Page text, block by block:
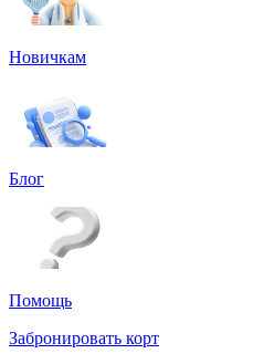
Новичкам
Блог
Помощь
Забронировать корт